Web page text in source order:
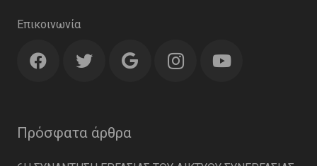
Επικοινωνία
Πρόσφατα άρθρα